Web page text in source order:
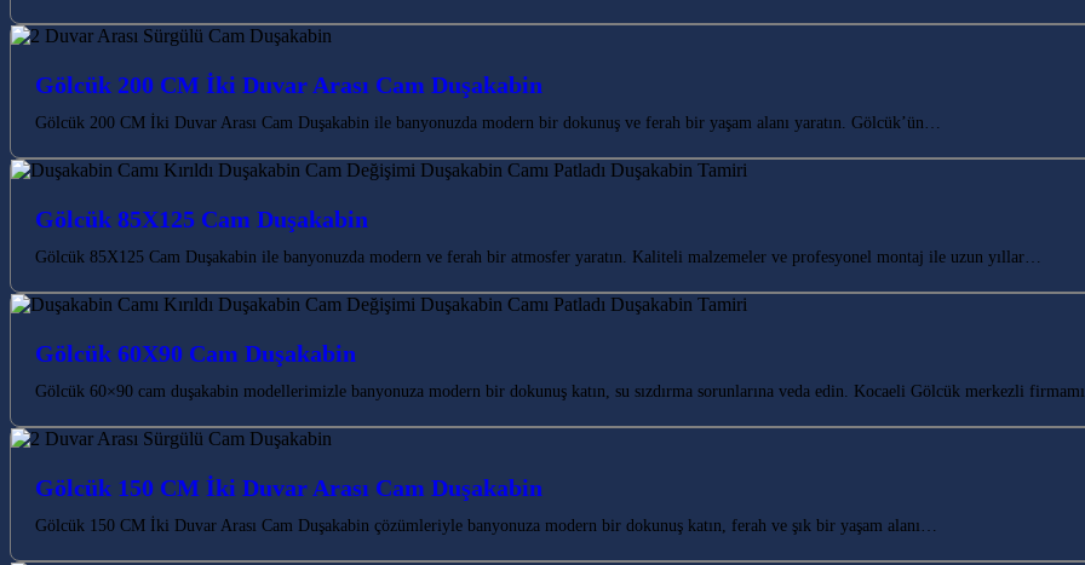
Gölcük 200 CM İki Duvar Arası Cam Duşakabin
Gölcük 200 CM İki Duvar Arası Cam Duşakabin ile banyonuzda modern bir dokunuş ve ferah bir yaşam alanı yaratın. Gölcük’ün…
Gölcük 85X125 Cam Duşakabin
Gölcük 85X125 Cam Duşakabin ile banyonuzda modern ve ferah bir atmosfer yaratın. Kaliteli malzemeler ve profesyonel montaj ile uzun yıllar…
Gölcük 60X90 Cam Duşakabin
Gölcük 60×90 cam duşakabin modellerimizle banyonuza modern bir dokunuş katın, su sızdırma sorunlarına veda edin. Kocaeli Gölcük merkezli
Gölcük 150 CM İki Duvar Arası Cam Duşakabin
Gölcük 150 CM İki Duvar Arası Cam Duşakabin çözümleriyle banyonuza modern bir dokunuş katın, ferah ve şık bir yaşam alanı…